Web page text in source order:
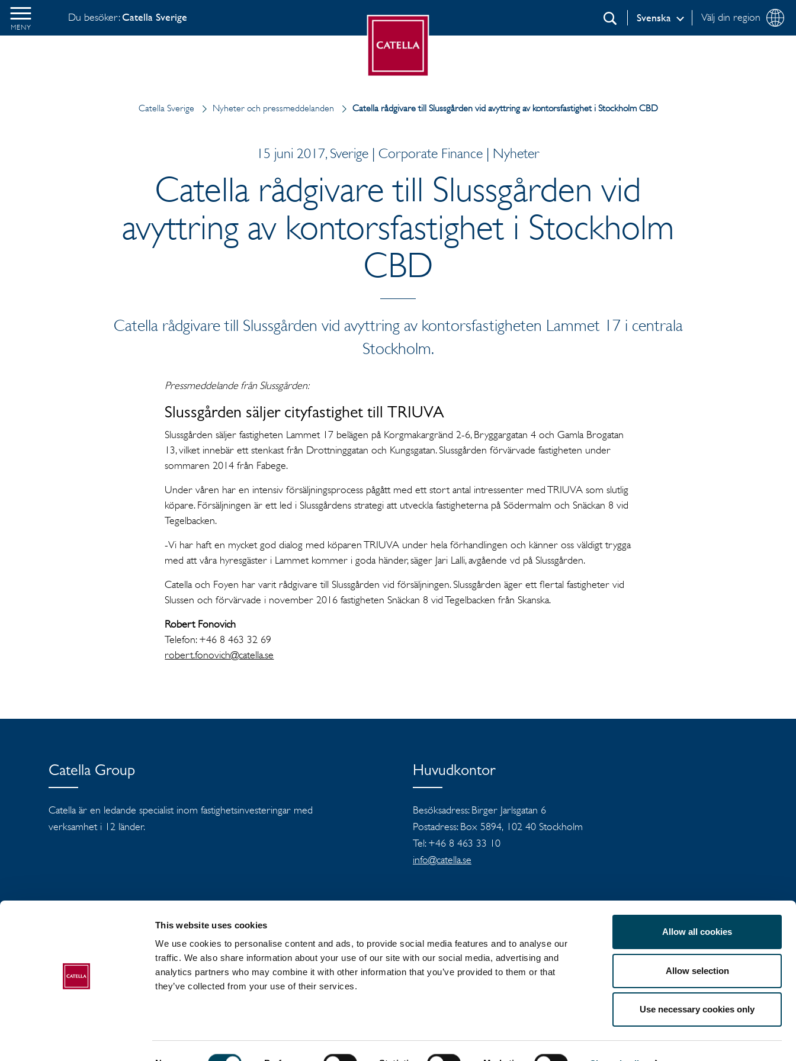
This website uses cookies
We use cookies to personalise content and ads, to provide social media features and to analyse our
traffic. We also share information about your use of our site with our social media, advertising and
analytics partners who may combine it with other information that you’ve provided to them or that
they’ve collected from your use of their services.
Allow all cookies
Allow selection
Use necessary cookies only
MENY
Du besöker:Catella Sverige Välj din region
Svenska
Sök
Catella Sverige Nyheter och pressmeddelanden Catella rådgivare till Slussgården vid avyttring av kontorsfastighet i Stockholm CBD
15 juni 2017, Sverige | Corporate Finance | Nyheter
Catella rådgivare till Slussgården vid
avyttring av kontorsfastighet i Stockholm
CBD
Catella rådgivare till Slussgården vid avyttring av kontorsfastigheten Lammet 17 i centrala
Stockholm.
Pressmeddelande från Slussgården:
Slussgården säljer cityfastighet till TRIUVA
Slussgården säljer fastigheten Lammet 17 belägen på Korgmakargränd 2-6, Bryggargatan 4 och Gamla Brogatan
13, vilket innebär ett stenkast från Drottninggatan och Kungsgatan. Slussgården förvärvade fastigheten under
sommaren 2014 från Fabege.
Under våren har en intensiv försäljningsprocess pågått med ett stort antal intressenter med TRIUVA som slutlig
köpare. Försäljningen är ett led i Slussgårdens strategi att utveckla fastigheterna på Södermalm och Snäckan 8 vid
Tegelbacken.
-Vi har haft en mycket god dialog med köparen TRIUVA under hela förhandlingen och känner oss väldigt trygga
med att våra hyresgäster i Lammet kommer i goda händer, säger Jari Lalli, avgående vd på Slussgården.
Catella och Foyen har varit rådgivare till Slussgården vid försäljningen. Slussgården äger ett flertal fastigheter vid
Slussen och förvärvade i november 2016 fastigheten Snäckan 8 vid Tegelbacken från Skanska.
Robert Fonovich
Telefon: +46 8 463 32 69
robert.fonovich@catella.se
Catella Group
Catella är en ledande specialist inom fastighetsinvesteringar med
verksamhet i 12 länder.
Huvudkontor
Besöksadress: Birger Jarlsgatan 6
Postadress: Box 5894, 102 40 Stockholm
Tel: +46 8 463 33 10
info@catella.se
OM CATELLA GROUP NYHETER OCH PRESSMEDDELANDEN
SEKRETESSPOLICY
COOKIEPOLICY
2017-2026 Catella. All rights reserved.
X
LinkedIn